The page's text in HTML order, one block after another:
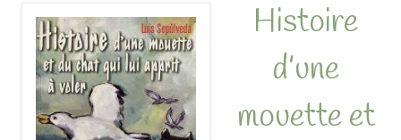
Histoire
d’une
mouette et